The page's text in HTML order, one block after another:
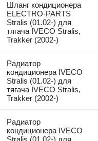
Шланг кондиционера
ELECTRO-PARTS
Stralis (01.02-) для
тягача IVECO Stralis,
Trakker (2002-)
Радиатор
кондиционера IVECO
Stralis (01.02-) для
тягача IVECO Stralis,
Trakker (2002-)
Радиатор
кондиционера IVECO
Stralis (01.02-) для